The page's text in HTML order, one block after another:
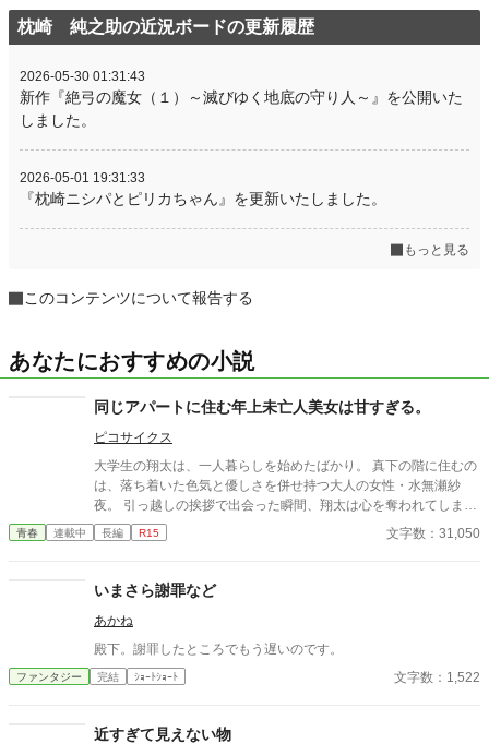
枕崎 純之助の近況ボードの更新履歴
2026-05-30 01:31:43
新作『絶弓の魔女（１）～滅びゆく地底の守り人～』を公開いた
しました。
2026-05-01 19:31:33
『枕崎ニシパとピリカちゃん』を更新いたしました。
もっと見る
このコンテンツについて報告する
あなたにおすすめの小説
同じアパートに住む年上未亡人美女は甘すぎる。
ピコサイクス
大学生の翔太は、一人暮らしを始めたばかり。 真下の階に住むの
は、落ち着いた色気と優しさを併せ持つ大人の女性・水無瀬紗
夜。 引っ越しの挨拶で出会った瞬間、翔太は心を奪われてしま
う。 偶然にもアルバイト先のスーパーで再会した彼女は、翔太を
すぐに採用し、温かく仕事を教えてくれる存在だった。 ある日の
紗夜の部屋でご飯をご馳走になるほど親密に。 優しくて穏やかで
――その色気に触れるたび、翔太の心は揺れていく。 大人の女性
と大学生、甘くちょっぴり刺激的な同居生活（？）がはじまる。
青春 連載中 長編 R15 文字数：31,050
いまさら謝罪など
あかね
殿下。謝罪したところでもう遅いのです。
ファンタジー 完結 ｼｮｰﾄｼｮｰﾄ 文字数：1,522
近すぎて見えない物